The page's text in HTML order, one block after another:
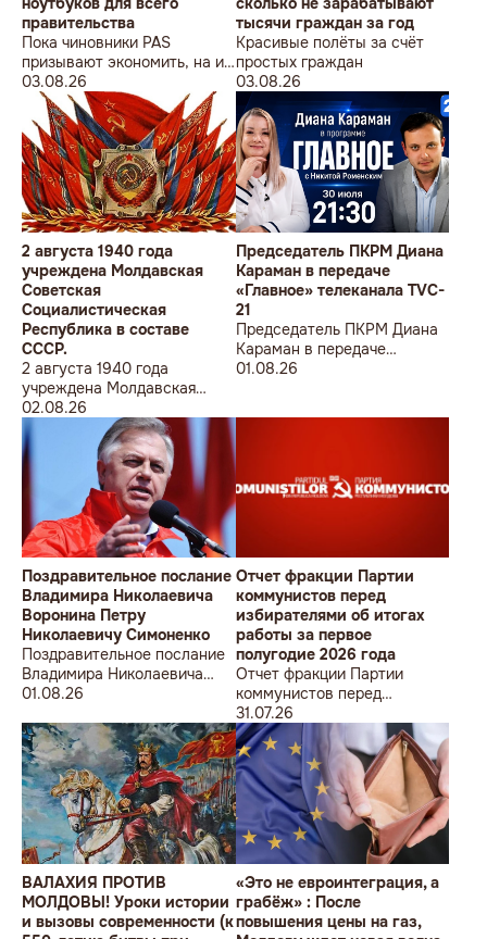
правительства
Пока чиновники PAS
призывают экономить, на их
собственные доходы можно
купить технику для целого
учреждения
03.08.26
тысячи граждан за год
Красивые полёты за счёт
простых граждан
03.08.26
2 августа 1940 года
учреждена Молдавская
Советская
Социалистическая
Республика в составе
СССР.
2 августа 1940 года
учреждена Молдавская
Советская
Социалистическая
Республика в составе
СССР.
02.08.26
Председатель ПКРМ Диана
Караман в передаче
«Главное» телеканала TVC-
21
Председатель ПКРМ Диана
Караман в передаче
«Главное» телеканала TVC-
01.08.26
Поздравительное послание
Владимира Николаевича
Воронина Петру
Николаевичу Симоненко
Поздравительное послание
Владимира Николаевича
Воронина Петру
01.08.26
Отчет фракции Партии
коммунистов перед
избирателями об итогах
работы за первое
полугодие 2026 года
Отчет фракции Партии
коммунистов перед
избирателями об итогах
работы за первое полугодие
2026 года
31.07.26
ВАЛАХИЯ ПРОТИВ
МОЛДОВЫ! Уроки истории
и вызовы современности (к
«Это не евроинтеграция, а
грабёж» : После
повышения цены на газ,